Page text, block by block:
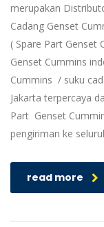
merupakan
Cadang Genset
( Spare Part Genset
Genset Cummins
Cummins / suku
Jakarta terpercaya
Part Genset
pengiriman ke
read more